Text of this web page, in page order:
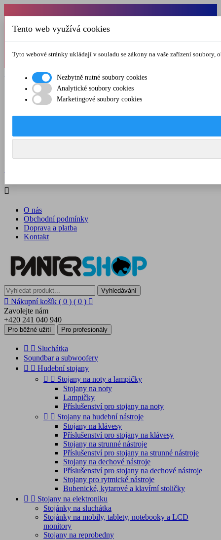
Od 1.7.-31.8.2026 budeme mít v pátek
zkrácenou provozní dobu do 12.00 hod. Přejeme
Registrovat  Přihlásit se
O nás
Kontakt
Menu  

O nás
Obchodní podmínky
Doprava a platba
Kontakt
Vyhledávání
 Nákupní košík ( 0 ) ( 0 ) 
Zavolejte nám
+420 241 040 940
Pro běžné užití Pro profesionály
  Sluchátka
Soundbar a subwoofery
  Hudební stojany
  Stojany na noty a lampičky
Stojany na noty
Lampičky
Příslušenství pro stojany na noty
  Stojany na hudební nástroje
Stojany na klávesy
Příslušenství pro stojany na klávesy
Stojany na strunné nástroje
Příslušenství pro stojany na strunné nástroje
Stojany na dechové nástroje
Příslušenství pro stojany na dechové nástroje
Stojany pro rytmické nástroje
Bubenické, kytarové a klavírní stoličky
  Stojany na elektroniku
Stojánky na sluchátka
Stojánky na mobily, tablety, notebooky a LCD
monitory
Stojany na reprobedny
Tento web využívá cookies
Tyto webové stránky ukládají v souladu se zákony na vaše zařízení
Nezbytně nutné soubory cookies
Analytické soubory cookies
Marketingové soubory cookies